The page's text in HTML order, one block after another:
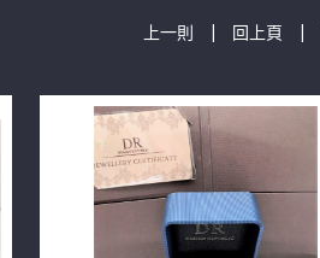
上一則 | 回上頁 |